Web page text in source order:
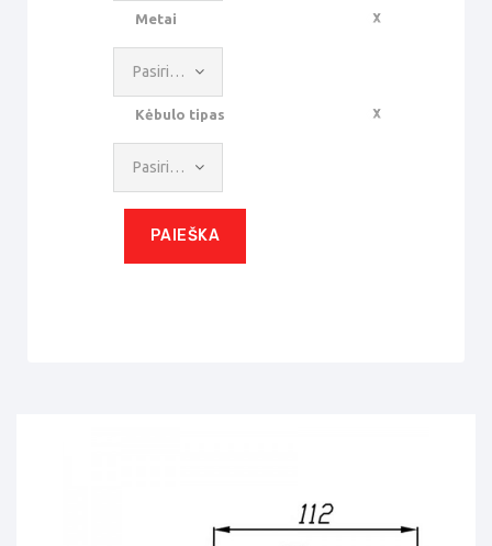
Metai
Pasirinkite reikšmę
Kėbulo tipas
Pasirinkite reikšmę
PAIEŠKA